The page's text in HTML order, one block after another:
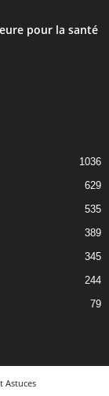
pour la santé
1036
629
535
389
345
244
79
Astuces